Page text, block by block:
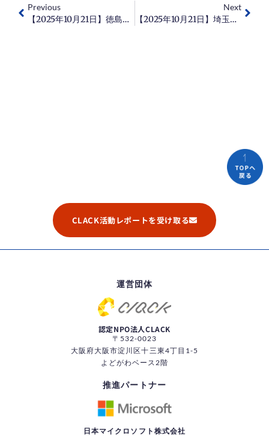
Previous
【2025年10月21日】徳島県立阿波西高等学校にて、校務と授業での生成AI活用研修を行いました！
Next
【2025年10月21日】埼玉県立誠和福祉高等学校にて、校務での生成AI活用研修を行いました
CLACK活動レポートを受け取る
運営団体
認定NPO法人CLACK
〒532-0023
大阪府大阪市淀川区十三東4丁目1-5
よどがわベース2階
推進パートナー
日本マイクロソフト株式会社